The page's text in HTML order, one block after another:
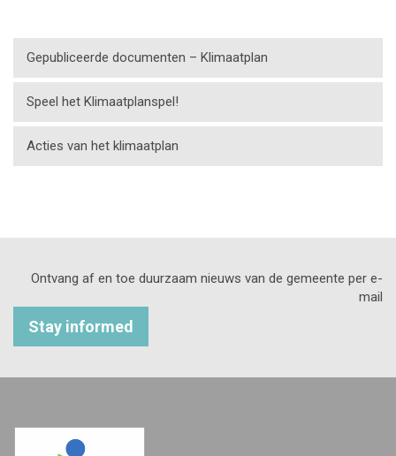
Gepubliceerde documenten – Klimaatplan
Speel het Klimaatplanspel!
Acties van het klimaatplan
Ontvang af en toe duurzaam nieuws van de gemeente per e-
mail
Stay informed